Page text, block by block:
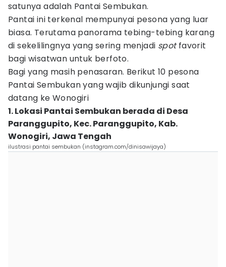
satunya adalah Pantai Sembukan.
Pantai ini terkenal mempunyai pesona yang luar
biasa. Terutama panorama tebing-tebing karang
di sekelilingnya yang sering menjadi spotfavorit
bagi wisatwan untuk berfoto.
Bagi yang masih penasaran. Berikut 10 pesona
Pantai Sembukan yang wajib dikunjungi saat
datang ke Wonogiri
1. Lokasi Pantai Sembukan berada di Desa
Paranggupito, Kec. Paranggupito, Kab.
Wonogiri, Jawa Tengah
ilustrasi pantai sembukan (instagram.com/dinisawijaya)